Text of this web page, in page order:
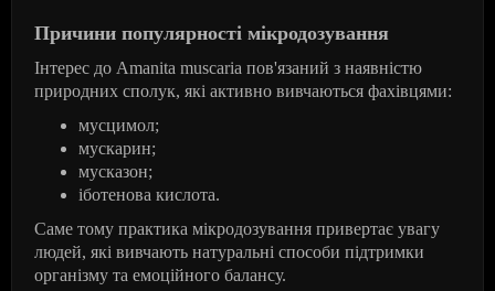
Причини популярності мікродозування
Інтерес до Amanita muscaria пов'язаний з наявністю
природних сполук, які активно вивчаються фахівцями:
мусцимол;
мускарин;
мусказон;
іботенова кислота.
Саме тому практика мікродозування привертає увагу
людей, які вивчають натуральні способи підтримки
організму та емоційного балансу.